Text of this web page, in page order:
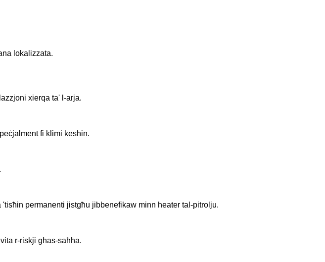
lokalizzata.
xierqa ta' l-arja.
fi klimi kesħin.
permanenti jistgħu jibbenefikaw minn heater tal-pitrolju.
r-riskji għas-saħħa.